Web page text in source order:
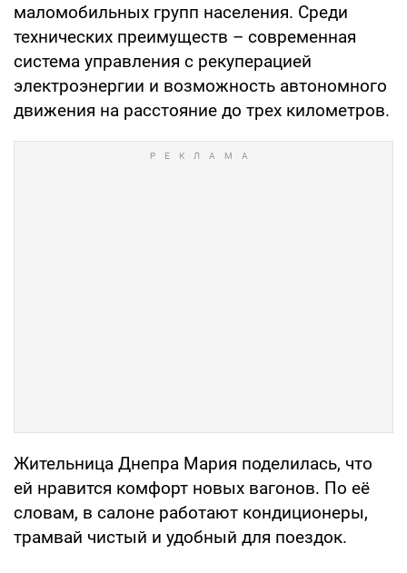
маломобильных групп населения. Среди
технических преимуществ – современная
система управления с рекуперацией
электроэнергии и возможность автономного
движения на расстояние до трех километров.
Жительница Днепра Мария поделилась, что
ей нравится комфорт новых вагонов. По её
словам, в салоне работают кондиционеры,
трамвай чистый и удобный для поездок.